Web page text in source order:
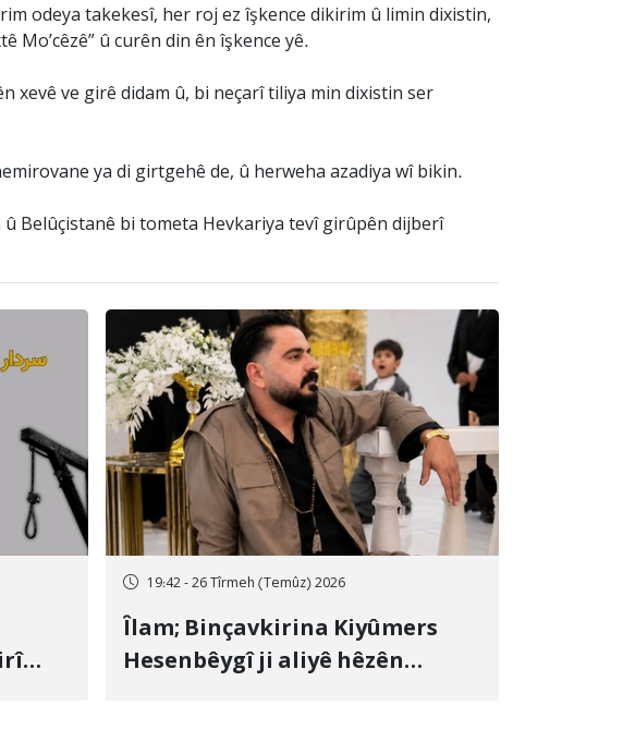
odeya takekesî, her roj ez îşkence dikirim û limin dixistin,
Mo’cêzê” û curên din ên îşkence yê.
xevê ve girê didam û, bi neçarî tiliya min dixistin ser
ya di girtgehê de, û herweha azadiya wî bikin.
û Belûçistanê bi tometa Hevkariya tevî girûpên dijberî
19:42 - 26 Tîrmeh (Temûz) 2026
Îlam; Binçavkirina Kiyûmers
Hesenbêygî ji aliyê hêzên